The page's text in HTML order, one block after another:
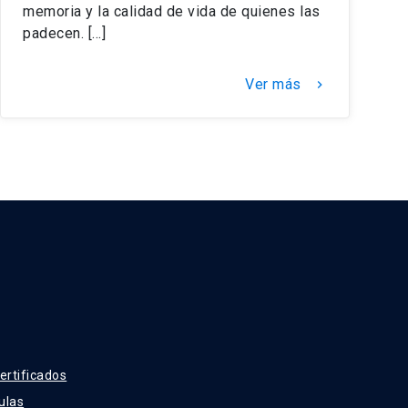
memoria y la calidad de vida de quienes las
padecen. […]
Ver más keyboard_arrow_right